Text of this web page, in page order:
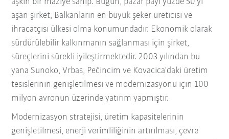
aşan şirket, Balkanların en büyük şeker üreticisi ve
ihracatçısı ülkesi olma konumundadır. Ekonomik olarak
sürdürülebilir kalkınmanın sağlanması için şirket,
süreçlerini sürekli iyileştirmektedir. 2003 yılından bu
yana Sunoko, Vrbas, Pećincim ve Kovacica'daki üretim
tesislerinin genişletilmesi ve modernizasyonu için 100
milyon avronun üzerinde yatırım yapmıştır.
Modernizasyon stratejisi, üretim kapasitelerinin
genişletilmesi, enerji verimliliğinin artırılması, çevre